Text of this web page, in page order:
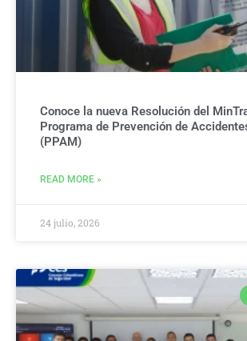
Conoce la nueva Resolución del
Programa de Prevención de
(PPAM)
READ MORE »
24 julio, 2026